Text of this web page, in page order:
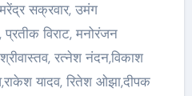
सक्रवार, उमंग
प्रतीक विराट, मनोरंजन
श्रीवास्तव, रत्नेश नंदन,विकाश
यादव, रितेश ओझा,दीपक